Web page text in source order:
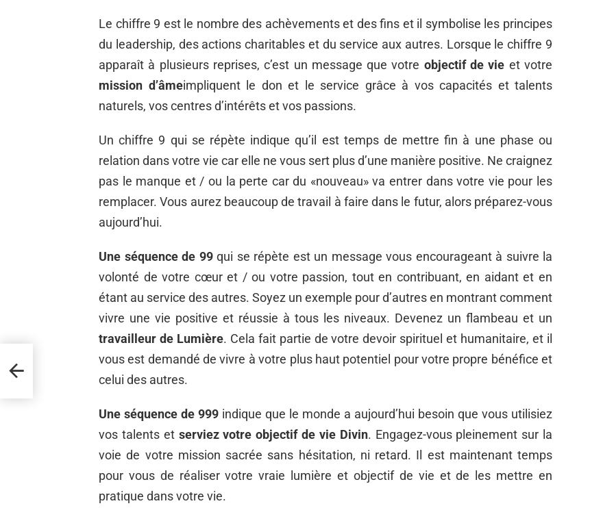
Le chiffre 9 est le nombre des achèvements et des fins et il symbolise les principes
du leadership, des actions charitables et du service aux autres. Lorsque le chiffre 9
apparaît à plusieurs reprises, c’est un message que votre objectif de vie et votre
mission d’âmeimpliquent le don et le service grâce à vos capacités et talents
naturels, vos centres d’intérêts et vos passions.
Un chiffre 9 qui se répète indique qu’il est temps de mettre fin à une phase ou
relation dans votre vie car elle ne vous sert plus d’une manière positive. Ne craignez
pas le manque et / ou la perte car du «nouveau» va entrer dans votre vie pour les
remplacer. Vous aurez beaucoup de travail à faire dans le futur, alors préparez-vous
aujourd’hui.
Une séquence de 99qui se répète est un message vous encourageant à suivre la
volonté de votre cœur et / ou votre passion, tout en contribuant, en aidant et en
étant au service des autres. Soyez un exemple pour d’autres en montrant comment
vivre une vie positive et réussie à tous les niveaux. Devenez un flambeau et un
travailleur de Lumière. Cela fait partie de votre devoir spirituel et humanitaire, et il
vous est demandé de vivre à votre plus haut potentiel pour votre propre bénéfice et
celui des autres.
Une séquence de 999 indique que le monde a aujourd’hui besoin que vous utilisiez
vos talents et serviez votre objectif de vie Divin. Engagez-vous pleinement sur la
voie de votre mission sacrée sans hésitation, ni retard. Il est maintenant temps
pour vous de réaliser votre vraie lumière et objectif de vie et de les mettre en
pratique dans votre vie.